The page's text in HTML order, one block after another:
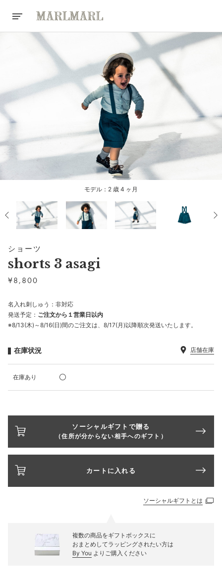
モデル：2 歳 4 ヶ月
ショーツ
shorts 3 asagi
¥8,800
名入れ刺しゅう：非対応
発送予定： ご注文から１営業日以内
※8/13(木)～8/16(日)間のご注文は、8/17(月)以降順次発送いたします。
在庫状況 店舗在庫
在庫あり
ソーシャルギフトで贈る
（住所が分からない相手へのギフト）
カートに入れる
ソーシャルギフトとは
複数の商品をギフトボックスに
おまとめしてラッピングされたい方は
By You よりご購入ください